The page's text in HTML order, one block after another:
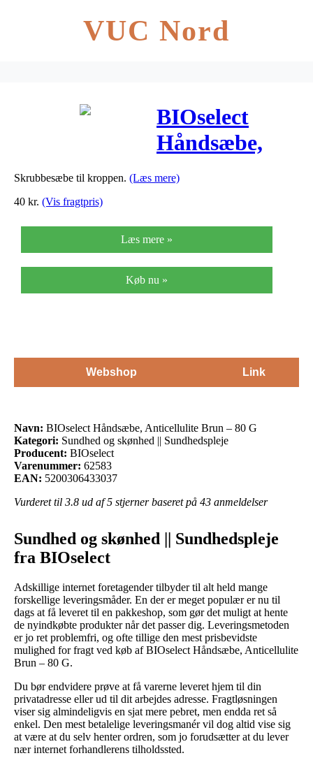
VUC Nord
BIOselect
Håndsæbe,
Anticellulite
Skrubbesæbe til kroppen. (Læs mere)
40 kr. (Vis fragtpris)
Læs mere »
Køb nu »
Webshop Link
Navn: BIOselect Håndsæbe, Anticellulite Brun – 80 G
Kategori: Sundhed og skønhed || Sundhedspleje
Producent: BIOselect
Varenummer: 62583
EAN: 5200306433037
Vurderet til 3.8 ud af 5 stjerner baseret på 43 anmeldelser
Sundhed og skønhed || Sundhedspleje
fra BIOselect
Adskillige internet foretagender tilbyder til alt held mange
forskellige leveringsmåder. En der er meget populær er nu til
dags at få leveret til en pakkeshop, som gør det muligt at hente
de nyindkøbte produkter når det passer dig. Leveringsmetoden
er jo ret problemfri, og ofte tillige den mest prisbevidste
mulighed for fragt ved køb af BIOselect Håndsæbe, Anticellulite
Brun – 80 G.
Du bør endvidere prøve at få varerne leveret hjem til din
privatadresse eller ud til dit arbejdes adresse. Fragtløsningen
viser sig almindeligvis en sjat mere pebret, men endda ret så
enkel. Den mest betalelige leveringsmanér vil dog altid vise sig
at være at du selv henter ordren, som jo forudsætter at du lever
nær internet forhandlerens tilholdssted.